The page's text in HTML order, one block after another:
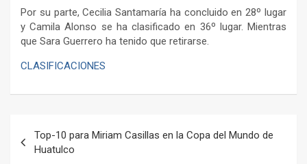
Por su parte, Cecilia Santamaría ha concluido en 28º lugar
y Camila Alonso se ha clasificado en 36º lugar. Mientras
que Sara Guerrero ha tenido que retirarse.
CLASIFICACIONES
de
Top-10 para Miriam Casillas en la Copa del Mundo de
Huatulco